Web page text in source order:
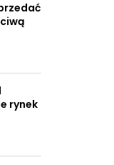
rynek